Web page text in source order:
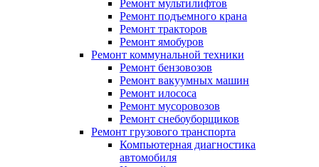
Ремонт мультилифтов
Ремонт подъемного крана
Ремонт тракторов
Ремонт ямобуров
Ремонт коммунальной техники
Ремонт бензовозов
Ремонт вакуумных машин
Ремонт илососа
Ремонт мусоровозов
Ремонт снебоуборщиков
Ремонт грузового транспорта
Компьютерная диагностика
автомобиля